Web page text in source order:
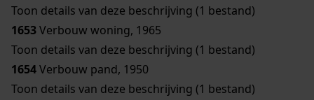
Toon details van deze beschrijving (1 bestand)
1653Verbouw woning, 1965
Toon details van deze beschrijving (1 bestand)
1654Verbouw pand, 1950
Toon details van deze beschrijving (1 bestand)